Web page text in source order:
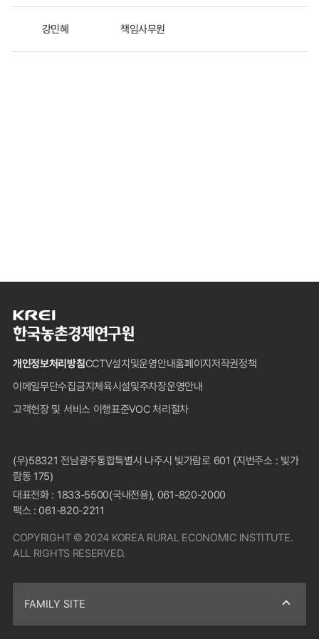
강민혜 책임사무원
한
국
촌
경
제
연
푸
터
개인정보처리방침CCTV설치및운영안내홈페이지저작권정책
이메일무단수집금지체육시설및주차장운영안내
고객헌장 및 서비스 이행표준VOC 처리절차
(우)58321 전남광주통합특별시 나주시 빛가람로 601 (지번주소 : 빛가
람동 175)
대표전화 : 1833-5500(국내전용), 061-820-2000
팩스 : 061-820-2211
COPYRIGHT © 2024 KOREA RURAL ECONOMIC INSTITUTE.
ALL RIGHTS RESERVED.
FAMILY SITE